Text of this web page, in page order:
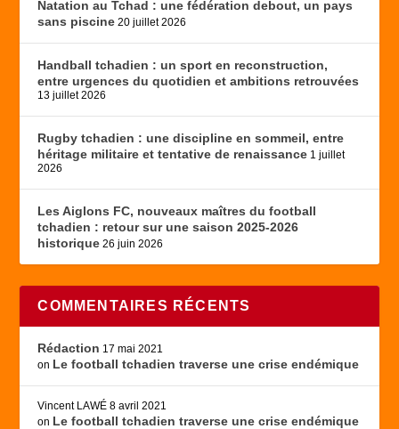
Natation au Tchad : une fédération debout, un pays
sans piscine 20 juillet 2026
Handball tchadien : un sport en reconstruction,
entre urgences du quotidien et ambitions retrouvées
13 juillet 2026
Rugby tchadien : une discipline en sommeil, entre
héritage militaire et tentative de renaissance 1 juillet
2026
Les Aiglons FC, nouveaux maîtres du football
tchadien : retour sur une saison 2025-2026
historique 26 juin 2026
COMMENTAIRES RÉCENTS
Rédaction 17 mai 2021
on Le football tchadien traverse une crise endémique
Vincent LAWÉ 8 avril 2021
on Le football tchadien traverse une crise endémique